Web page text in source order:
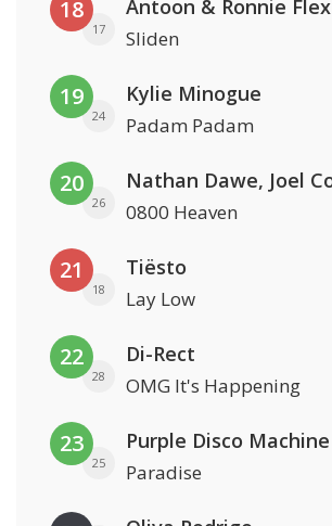
18
17
Antoon & Ronnie Flex
Sliden
19
24
Kylie Minogue
Padam Padam
20
26 0800 Heaven
21
18
Tiësto
Lay Low
22
28
Di-Rect
OMG It's Happening
23
25 Paradise